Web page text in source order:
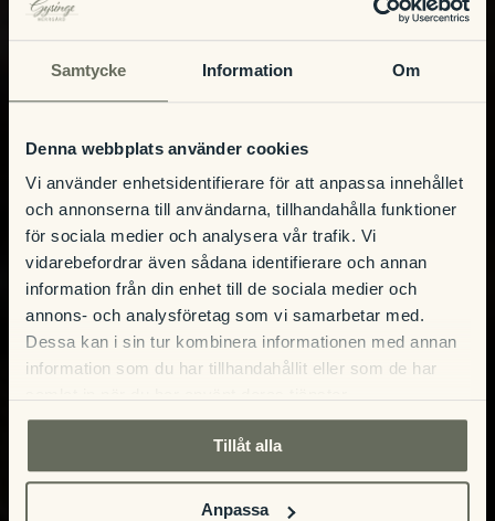
Samtycke Information Om
Denna webbplats använder cookies
Vi använder enhetsidentifierare för att anpassa innehållet
och annonserna till användarna, tillhandahålla funktioner
för sociala medier och analysera vår trafik. Vi
vidarebefordrar även sådana identifierare och annan
information från din enhet till de sociala medier och
annons- och analysföretag som vi samarbetar med.
Dessa kan i sin tur kombinera informationen med annan
information som du har tillhandahållit eller som de har
Tillåt alla
Anpassa